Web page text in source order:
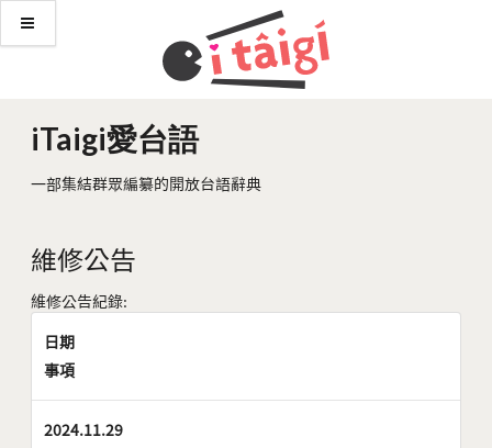
iTaigi愛台語
一部集結群眾編纂的開放台語辭典
維修公告
維修公告紀錄:
日期
事項
2024.11.29